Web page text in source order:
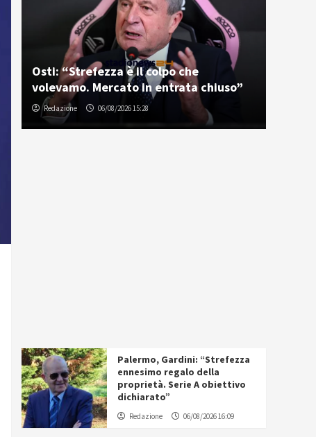
Osti: “Strefezza è il colpo che
volevamo. Mercato in entrata chiuso”
Redazione 06/08/2026 15:28
Palermo, Gardini: “Strefezza
ennesimo regalo della
proprietà. Serie A obiettivo
dichiarato”
Redazione 06/08/2026 16:09